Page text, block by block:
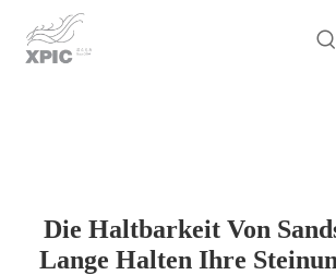
Die Haltbarkeit Von
Lange Halten Ihre